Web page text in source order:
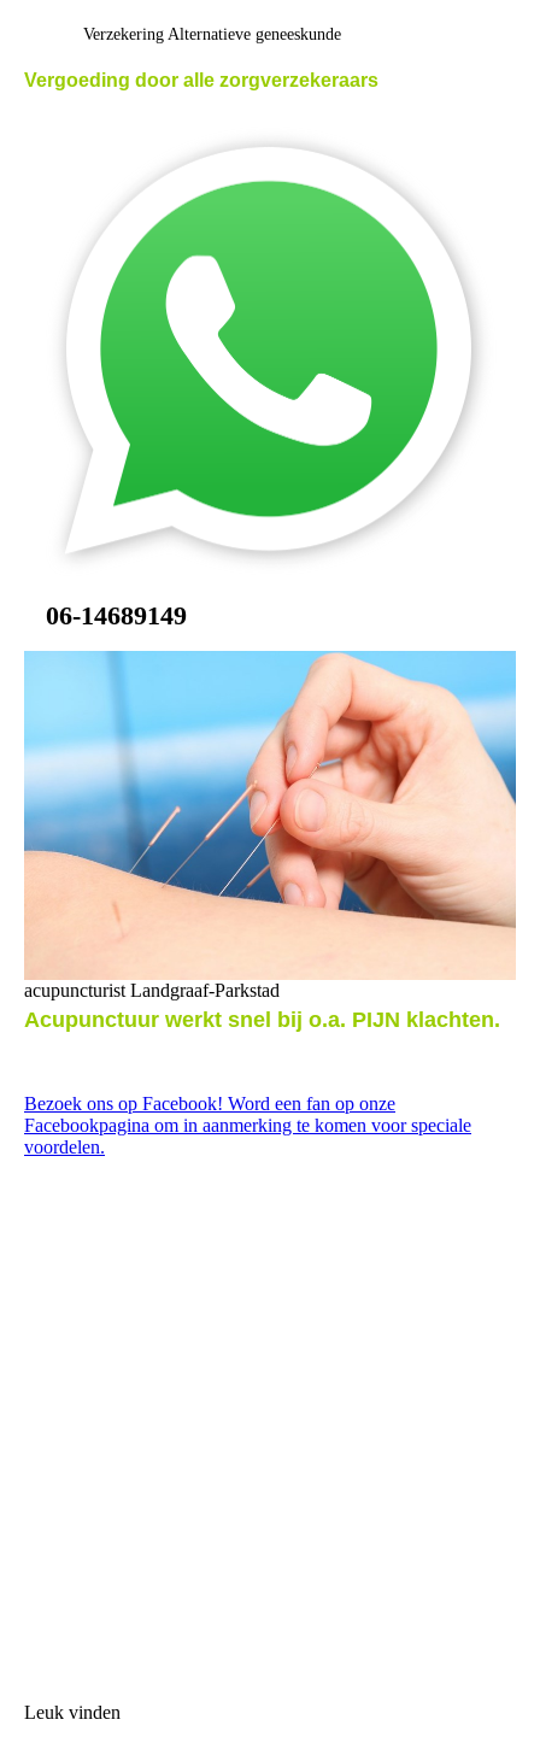
Verzekering Alternatieve geneeskunde
Vergoeding door alle zorgverzekeraars
06-14689149
acupuncturist Landgraaf-Parkstad
Acupunctuur werkt snel bij o.a. PIJN klachten.
Bezoek ons op Facebook! Word een fan op onze
Facebookpagina om in aanmerking te komen voor speciale
voordelen.
Leuk vinden